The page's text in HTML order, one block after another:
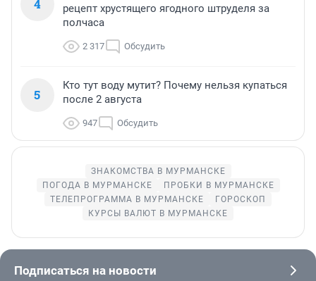
4
рецепт хрустящего ягодного штруделя за
полчаса
2 317 Обсудить
5
Кто тут воду мутит? Почему нельзя купаться
после 2 августа
947 Обсудить
ЗНАКОМСТВА В МУРМАНСКЕ
ПОГОДА В МУРМАНСКЕ
ПРОБКИ В МУРМАНСКЕ
ТЕЛЕПРОГРАММА В МУРМАНСКЕ
ГОРОСКОП
КУРСЫ ВАЛЮТ В МУРМАНСКЕ
Подписаться на новости